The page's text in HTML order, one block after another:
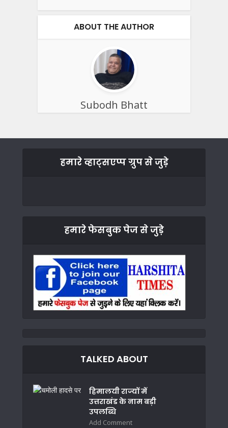
ABOUT THE AUTHOR
Subodh Bhatt
हमारे व्हाट्सएप्प ग्रुप से जुड़े
हमारे फेसबुक पेज से जुड़े
TALKED ABOUT
हिमालयी राज्यों में
उत्तराखंड के नाम बड़ी
उपलब्धि
Add Comment